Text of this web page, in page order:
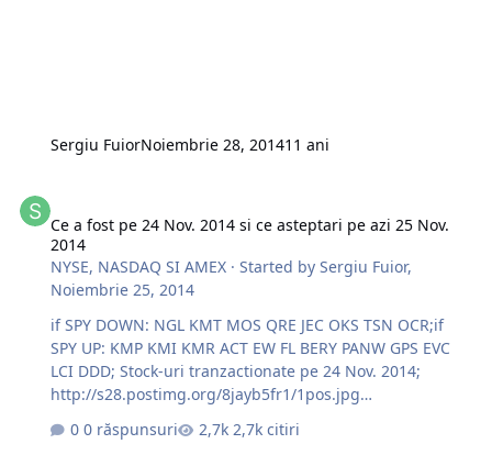
Sergiu FuiorNoiembrie 28, 201411 ani
Ce a fost pe 24 Nov. 2014 si ce asteptari pe azi 25 Nov.
2014
NYSE, NASDAQ SI AMEX · Started bySergiu Fuior,
Noiembrie 25, 2014
if SPY DOWN: NGL KMT MOS QRE JEC OKS TSN OCR;if
SPY UP: KMP KMI KMR ACT EW FL BERY PANW GPS EVC
LCI DDD; Stock-uri tranzactionate pe 24 Nov. 2014;
http://s28.postimg.org/8jayb5fr1/1pos.jpg
http://s27.postimg.org/lubfxh1jn/3pos.jpg Succese la
0 răspunsuri 2,7k citiri